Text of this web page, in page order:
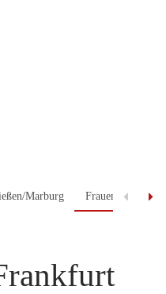
Marburg Frauen KOL